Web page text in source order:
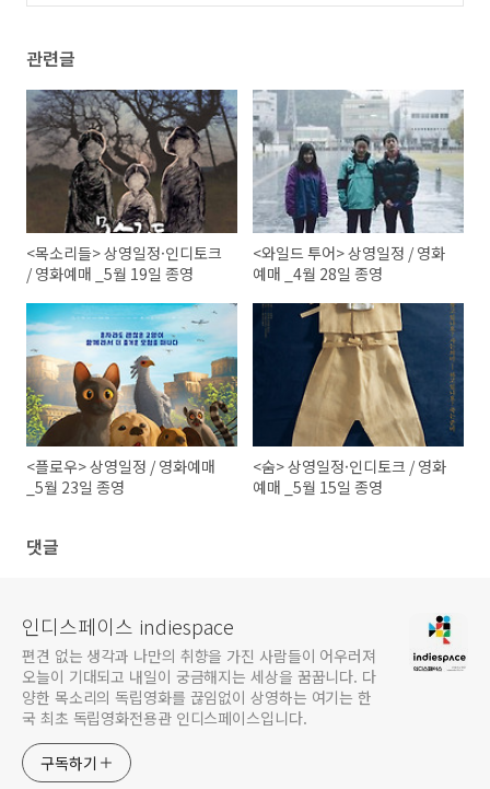
관련글
<목소리들> 상영일정·인디토크
/ 영화예매 _5월 19일 종영
<와일드 투어> 상영일정 / 영화
예매 _4월 28일 종영
<플로우> 상영일정 / 영화예매
_5월 23일 종영
<숨> 상영일정·인디토크 / 영화
예매 _5월 15일 종영
댓글
인디스페이스 indiespace
편견 없는 생각과 나만의 취향을 가진 사람들이 어우러져
오늘이 기대되고 내일이 궁금해지는 세상을 꿈꿉니다. 다
양한 목소리의 독립영화를 끊임없이 상영하는 여기는 한
국 최초 독립영화전용관 인디스페이스입니다.
구독하기